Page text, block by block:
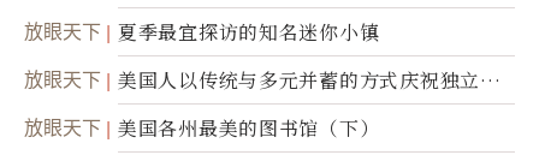
放眼天下 夏季最宜探访的知名迷你小镇
放眼天下
美国人以传统与多元并蓄的方式庆祝独立日2
50周年
放眼天下 美国各州最美的图书馆（下）